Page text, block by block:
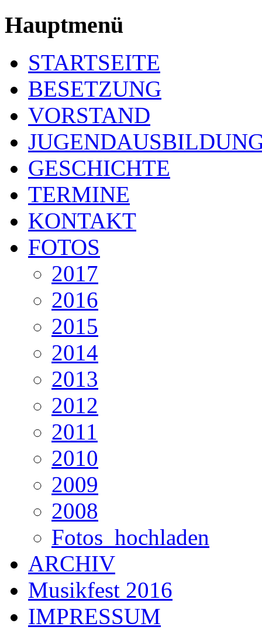
Hauptmenü
STARTSEITE
BESETZUNG
VORSTAND
GESCHICHTE
TERMINE
KONTAKT
FOTOS
2017
2016
2015
2014
2013
2012
2011
2010
2009
2008
Fotos_hochladen
ARCHIV
Musikfest 2016
IMPRESSUM